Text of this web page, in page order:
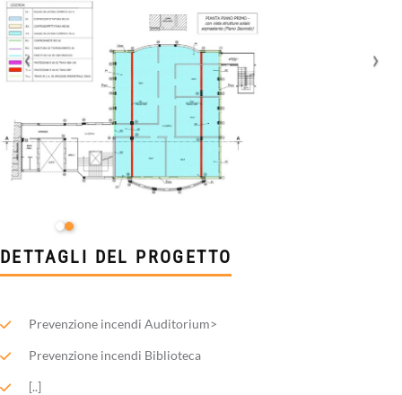
DETTAGLI DEL PROGETTO
Prevenzione incendi Auditorium>
Prevenzione incendi Biblioteca
[..]